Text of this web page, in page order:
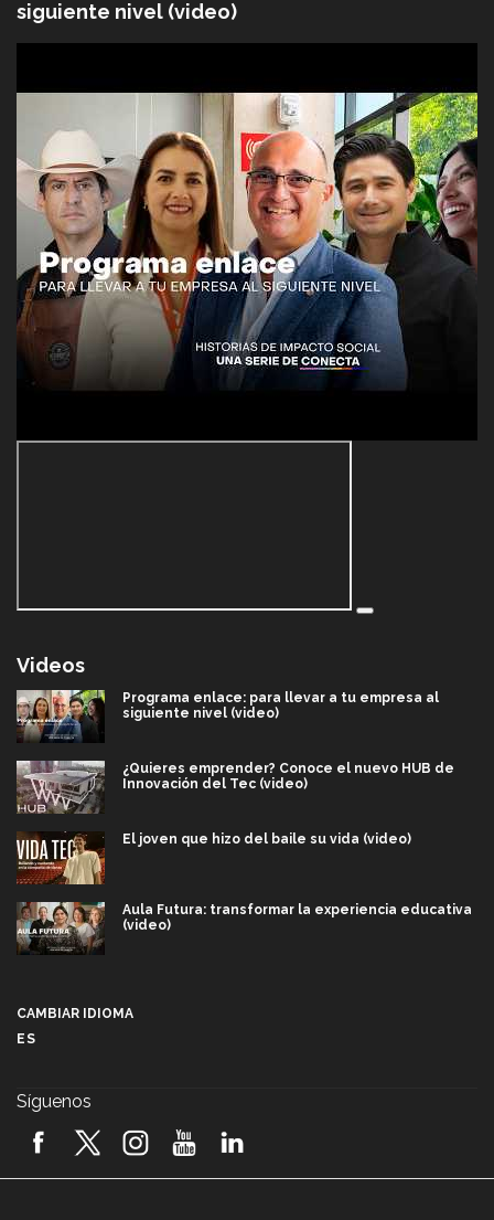
siguiente nivel (video)
Videos
Programa enlace: para llevar a tu empresa al
siguiente nivel (video)
¿Quieres emprender? Conoce el nuevo HUB de
Innovación del Tec (video)
El joven que hizo del baile su vida (video)
Aula Futura: transformar la experiencia educativa
(video)
2026! (video)
CAMBIAR IDIOMA
ES
Síguenos